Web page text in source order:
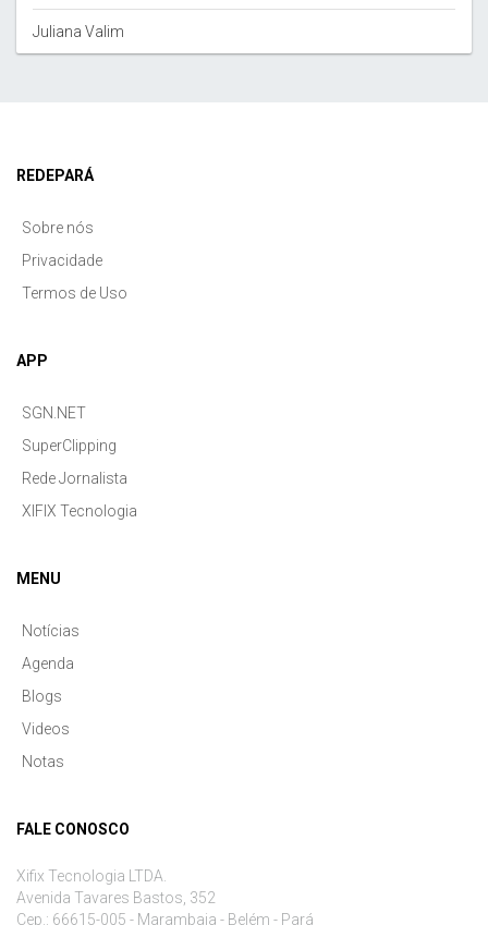
Juliana Valim
REDEPARÁ
Sobre nós
Privacidade
Termos de Uso
APP
SGN.NET
SuperClipping
Rede Jornalista
XIFIX Tecnologia
MENU
Notícias
Agenda
Blogs
Videos
Notas
FALE CONOSCO
Xifix Tecnologia LTDA.
Avenida Tavares Bastos, 352
Cep.: 66615-005 - Marambaia - Belém - Pará